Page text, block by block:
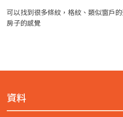
可以找到很多條紋，格紋、類似窗戶
房子的感覺
資料